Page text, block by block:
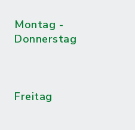
Montag -
Donnerstag
Freitag